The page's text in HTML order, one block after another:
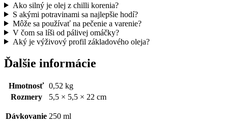
Ako silný je olej z chilli korenia?
S akými potravinami sa najlepšie hodí?
Môže sa používať na pečenie a varenie?
V čom sa líši od pálivej omáčky?
Aký je výživový profil základového oleja?
Ďalšie informácie
Hmotnosť 0,52 kg
Rozmery
5,5 × 5,5 × 22 cm
Dávkovanie 250 ml